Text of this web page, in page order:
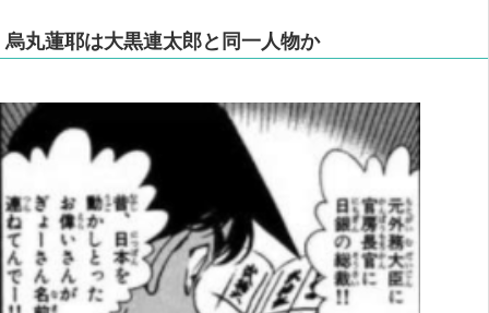
烏丸蓮耶は大黒連太郎と同一人物か